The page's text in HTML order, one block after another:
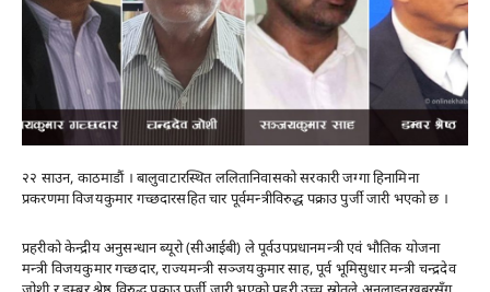
२२ साउन, काठमाडौं । बालुवाटारस्थित ललितानिवासको सरकारी जग्गा हिनामिना
प्रकरणमा विजयकुमार गच्छदारसहित चार पूर्वमन्त्रीविरुद्ध पक्राउ पुर्जी जारी भएको छ ।
प्रहरीको केन्द्रीय अनुसन्धान ब्यूरो (सीआईबी) ले पूर्वउपप्रधानमन्त्री एवं भौतिक योजना
मन्त्री विजयकुमार गच्छदार, राज्यमन्त्री सञ्जयकुमार साह, पूर्व भूमिसुधार मन्त्री चन्द्रदेव